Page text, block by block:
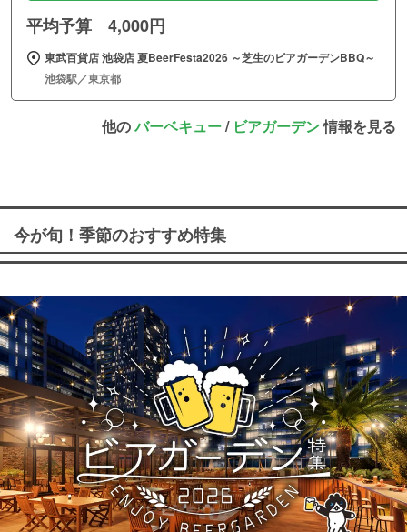
平均予算 4,000円
東武百貨店 池袋店 夏BeerFesta2026 ～芝生のビアガーデンBBQ～
池袋駅／東京都
他のバーベキュー/ ビアガーデン情報を見る
今が旬！季節のおすすめ特集